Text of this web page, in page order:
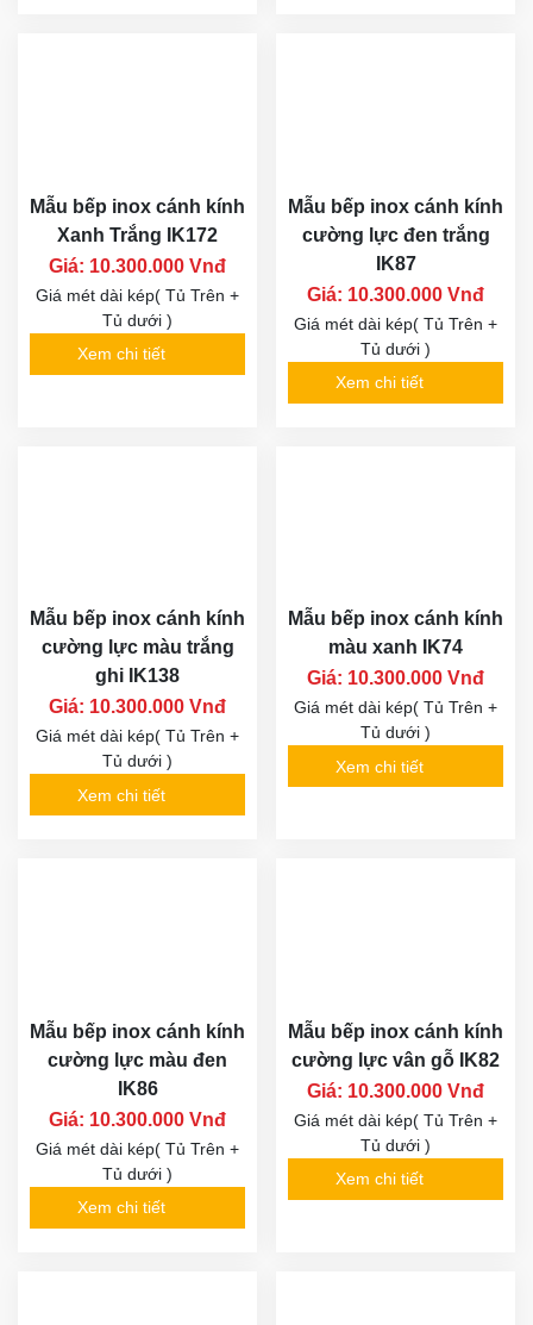
Mẫu bếp inox cánh kính
Xanh Trắng IK172
Giá: 10.300.000 Vnđ
Giá mét dài kép( Tủ Trên +
Tủ dưới )
Xem chi tiết
Mẫu bếp inox cánh kính
cường lực đen trắng
IK87
Giá: 10.300.000 Vnđ
Giá mét dài kép( Tủ Trên +
Tủ dưới )
Xem chi tiết
Mẫu bếp inox cánh kính
cường lực màu trắng
ghi IK138
Giá: 10.300.000 Vnđ
Giá mét dài kép( Tủ Trên +
Tủ dưới )
Xem chi tiết
Mẫu bếp inox cánh kính
màu xanh IK74
Giá: 10.300.000 Vnđ
Giá mét dài kép( Tủ Trên +
Tủ dưới )
Xem chi tiết
Mẫu bếp inox cánh kính
cường lực màu đen
IK86
Giá: 10.300.000 Vnđ
Giá mét dài kép( Tủ Trên +
Tủ dưới )
Xem chi tiết
Mẫu bếp inox cánh kính
cường lực vân gỗ IK82
Giá: 10.300.000 Vnđ
Giá mét dài kép( Tủ Trên +
Tủ dưới )
Xem chi tiết